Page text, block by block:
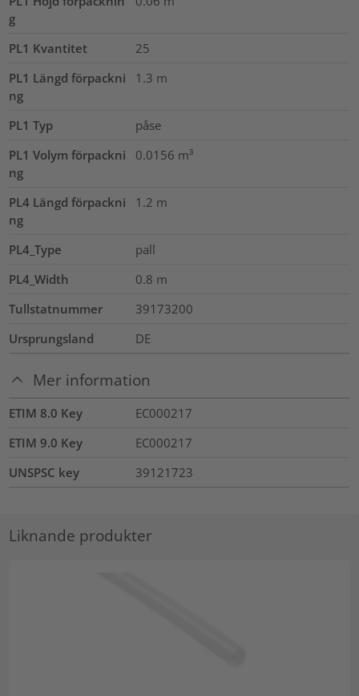
g
PL1 Kvantitet
25
PL1 Längd förpackni
ng
1.3 m
PL1 Typ
påse
PL1 Volym förpackni
ng
0.0156 m³
PL4 Längd förpackni
ng
1.2 m
PL4_Type
pall
PL4_Width
0.8 m
Tullstatnummer
39173200
Ursprungsland
DE
Mer information
ETIM 8.0 Key
EC000217
ETIM 9.0 Key
EC000217
UNSPSC key
39121723
Liknande produkter